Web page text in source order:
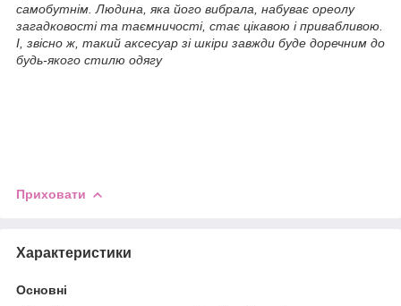
самобутнім. Людина, яка його вибрала, набуває ореолу
загадковості та таємничості, стає цікавою і привабливою.
І, звісно ж, такий аксесуар зі шкіри завжди буде доречним до
будь-якого стилю одягу
Приховати
Характеристики
Основні